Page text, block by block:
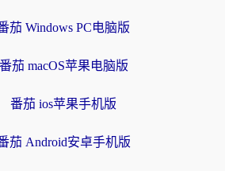
茄 Windows PC电脑版
番茄 macOS苹果电脑版
番茄 ios苹果手机版
茄 Android安卓手机版